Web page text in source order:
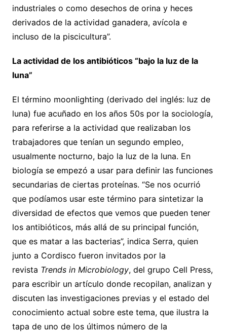
industriales o como desechos de orina y heces
derivados de la actividad ganadera, avícola e
incluso de la piscicultura”.
La actividad de los antibióticos “bajo la luz de la
luna”
El término moonlighting (derivado del inglés: luz de
luna) fue acuñado en los años 50s por la sociología,
para referirse a la actividad que realizaban los
trabajadores que tenían un segundo empleo,
usualmente nocturno, bajo la luz de la luna. En
biología se empezó a usar para definir las funciones
secundarias de ciertas proteínas. “Se nos ocurrió
que podíamos usar este término para sintetizar la
diversidad de efectos que vemos que pueden tener
los antibióticos, más allá de su principal función,
que es matar a las bacterias”, indica Serra, quien
junto a Cordisco fueron invitados por la
revista Trends in Microbiology, del grupo Cell Press,
para escribir un artículo donde recopilan, analizan y
discuten las investigaciones previas y el estado del
conocimiento actual sobre este tema, que ilustra la
tapa de uno de los últimos número de la